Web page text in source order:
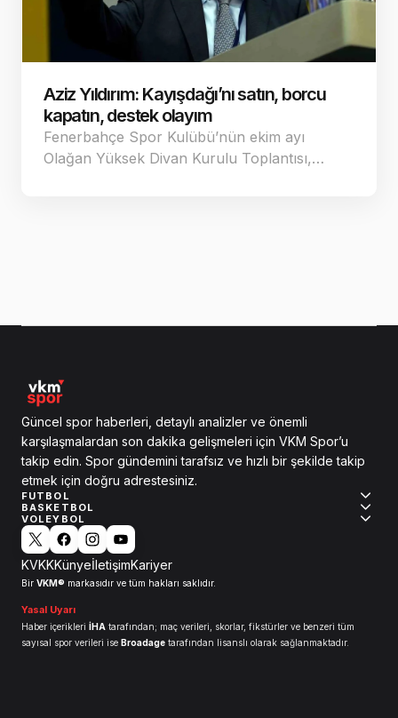
Aziz Yıldırım: Kayışdağı’nı satın, borcu
kapatın, destek olayım
Fenerbahçe Spor Kulübü’nün ekim ayı
Olağan Yüksek Divan Kurulu Toplantısı,…
Güncel spor haberleri, detaylı analizler ve önemli
karşılaşmalardan son dakika gelişmeleri için VKM Spor’u
takip edin. Spor gündemini tarafsız ve hızlı bir şekilde takip
etmek için doğru adrestesiniz.
FUTBOL
BASKETBOL
VOLEYBOL
KVKKKünyeİletişimKariyer
Bir VKM® markasıdır ve tüm hakları saklıdır.
Yasal Uyarı
Haber içerikleri İHA tarafından; maç verileri, skorlar, fikstürler ve benzeri tüm
sayısal spor verileri ise Broadage tarafından lisanslı olarak sağlanmaktadır.